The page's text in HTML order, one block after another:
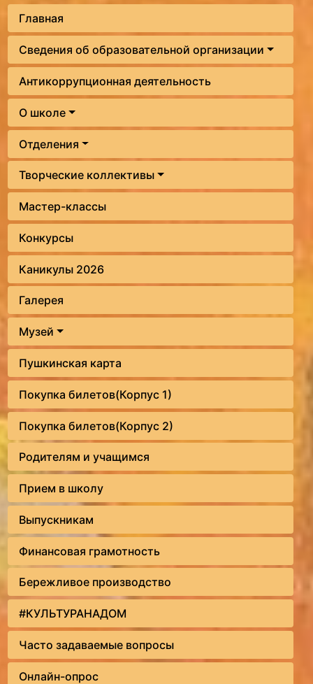
Главная
Сведения об образовательной организации
Антикоррупционная деятельность
О школе
Отделения
Творческие коллективы
Мастер-классы
Конкурсы
Каникулы 2026
Галерея
Музей
Пушкинская карта
Покупка билетов(Корпус 1)
Покупка билетов(Корпус 2)
Родителям и учащимся
Прием в школу
Выпускникам
Финансовая грамотность
Бережливое производство
#КУЛЬТУРАНАДОМ
Часто задаваемые вопросы
Онлайн-опрос